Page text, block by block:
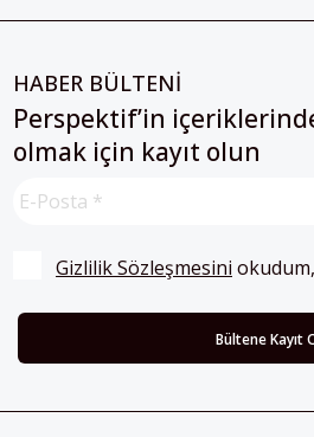
HABER BÜLTENİ
Perspektif’in
olmak için kayıt olun
Gizlilik Sözleşmesini